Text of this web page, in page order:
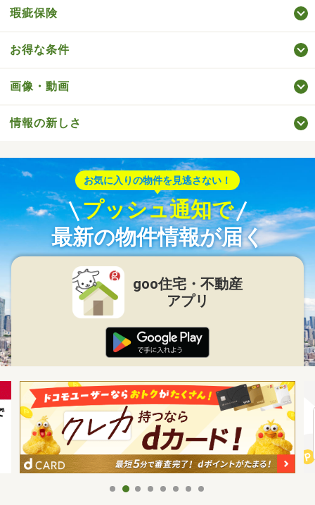
瑕疵保険
お得な条件
画像・動画
情報の新しさ
お気に入りの物件を見逃さない！
プッシュ通知で
最新の物件情報が届く
goo住宅・不動産
アプリ